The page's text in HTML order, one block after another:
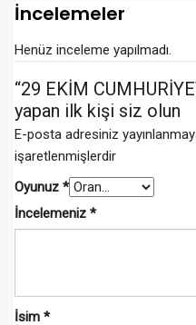
İncelemeler
Henüz inceleme yapılmadı.
“29 EKİM
yapan ilk kişi siz olun
E-posta adresiniz
işaretlenmişlerdir
Oyunuz *
İncelemeniz *
İsim *